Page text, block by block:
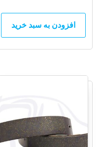
افزودن به سبد خرید